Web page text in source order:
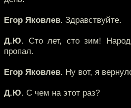
Егор Яковлев. Здравствуйте.
Д.Ю. Сто лет, сто зим!
пропал.
Егор Яковлев. Ну вот, я
Д.Ю. С чем на этот раз?